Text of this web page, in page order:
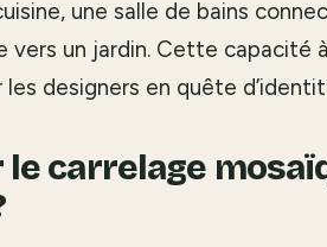
une salle de bains
vers un jardin. Cette capacité
designers en quête
carrelage